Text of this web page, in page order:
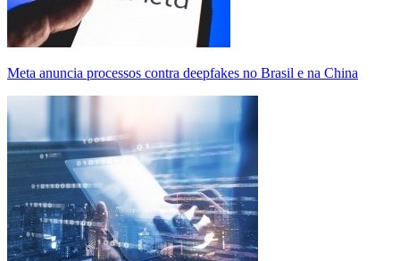
Meta anuncia processos contra deepfakes no Brasil e na China